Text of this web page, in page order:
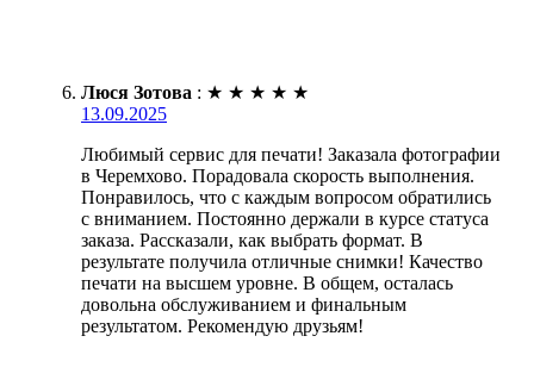
Люся Зотова : ★ ★ ★ ★ ★
13.09.2025
Любимый сервис для печати! Заказала фотографии
в Черемхово. Порадовала скорость выполнения.
Понравилось, что с каждым вопросом обратились
с вниманием. Постоянно держали в курсе статуса
заказа. Рассказали, как выбрать формат. В
результате получила отличные снимки! Качество
печати на высшем уровне. В общем, осталась
довольна обслуживанием и финальным
результатом. Рекомендую друзьям!